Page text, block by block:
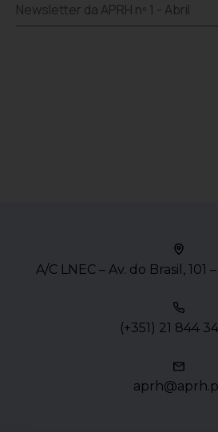
Newsletter da APRH nº 1 - Abril
A/C LNEC – Av. do Brasil, 101
(+351) 21 844